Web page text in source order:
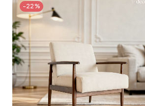
-22%